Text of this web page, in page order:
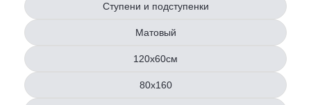
Ступени и подступенки
Матовый
120х60см
80x160